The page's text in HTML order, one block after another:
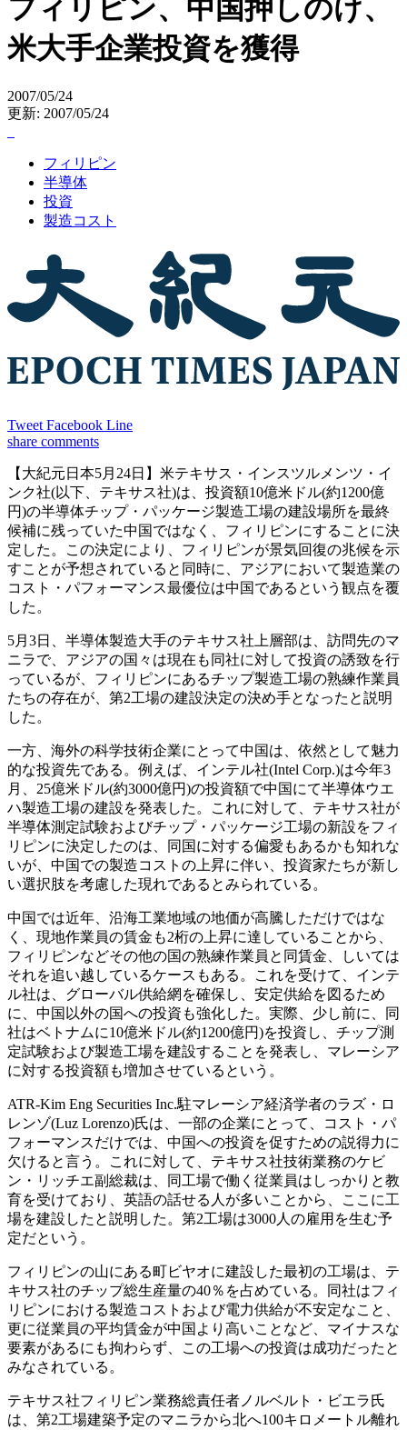
フィリピン、中国押しのけ、
米大手企業投資を獲得
2007/05/24
更新: 2007/05/24
フィリピン
半導体
投資
製造コスト
Tweet Facebook Line
share comments
【大紀元日本5月24日】米テキサス・インスツルメンツ・イ
ンク社(以下、テキサス社)は、投資額10億米ドル(約1200億
円)の半導体チップ・パッケージ製造工場の建設場所を最終
候補に残っていた中国ではなく、フィリピンにすることに決
定した。この決定により、フィリピンが景気回復の兆候を示
すことが予想されていると同時に、アジアにおいて製造業の
コスト・パフォーマンス最優位は中国であるという観点を覆
した。
5月3日、半導体製造大手のテキサス社上層部は、訪問先のマ
ニラで、アジアの国々は現在も同社に対して投資の誘致を行
っているが、フィリピンにあるチップ製造工場の熟練作業員
たちの存在が、第2工場の建設決定の決め手となったと説明
した。
一方、海外の科学技術企業にとって中国は、依然として魅力
的な投資先である。例えば、インテル社(Intel Corp.)は今年3
月、25億米ドル(約3000億円)の投資額で中国にて半導体ウエ
ハ製造工場の建設を発表した。これに対して、テキサス社が
半導体測定試験およびチップ・パッケージ工場の新設をフィ
リピンに決定したのは、同国に対する偏愛もあるかも知れな
いが、中国での製造コストの上昇に伴い、投資家たちが新し
い選択肢を考慮した現れであるとみられている。
中国では近年、沿海工業地域の地価が高騰しただけではな
く、現地作業員の賃金も2桁の上昇に達していることから、
フィリピンなどその他の国の熟練作業員と同賃金、しいては
それを追い越しているケースもある。これを受けて、インテ
ル社は、グローバル供給網を確保し、安定供給を図るため
に、中国以外の国への投資も強化した。実際、少し前に、同
社はベトナムに10億米ドル(約1200億円)を投資し、チップ測
定試験および製造工場を建設することを発表し、マレーシア
に対する投資額も増加させているという。
ATR-Kim Eng Securities Inc.駐マレーシア経済学者のラズ・ロ
レンゾ(Luz Lorenzo)氏は、一部の企業にとって、コスト・パ
フォーマンスだけでは、中国への投資を促すための説得力に
欠けると言う。これに対して、テキサス社技術業務のケビ
ン・リッチエ副総裁は、同工場で働く従業員はしっかりと教
育を受けており、英語の話せる人が多いことから、ここに工
場を建設したと説明した。第2工場は3000人の雇用を生む予
定だという。
フィリピンの山にある町ビヤオに建設した最初の工場は、テ
キサス社のチップ総生産量の40％を占めている。同社はフィ
リピンにおける製造コストおよび電力供給が不安定なこと、
更に従業員の平均賃金が中国より高いことなど、マイナスな
要素があるにも拘わらず、この工場への投資は成功だったと
みなされている。
テキサス社フィリピン業務総責任者ノルベルト・ビエラ氏
は、第2工場建築予定のマニラから北へ100キロメートル離れ